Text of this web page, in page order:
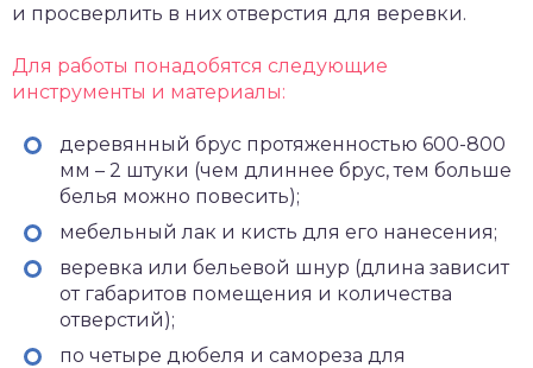
и просверлить в них отверстия для веревки.
Для работы понадобятся следующие
инструменты и материалы:
деревянный брус протяженностью 600-800
мм – 2 штуки (чем длиннее брус, тем больше
белья можно повесить);
мебельный лак и кисть для его нанесения;
веревка или бельевой шнур (длина зависит
от габаритов помещения и количества
отверстий);
по четыре дюбеля и самореза для